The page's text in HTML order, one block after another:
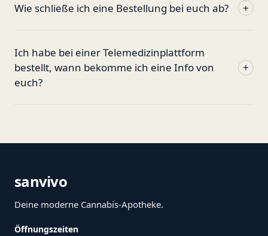
Wie schließe ich eine Bestellung bei euch ab? +
Ich habe bei einer Telemedizinplattform
bestellt, wann bekomme ich eine Info von
euch?
+
sanvivo
Deine moderne Cannabis-Apotheke.
Öffnungszeiten